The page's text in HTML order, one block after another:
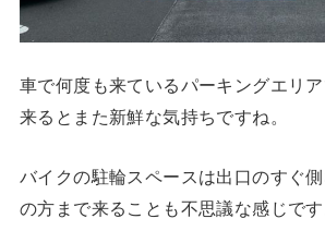
車で何度も来ているパーキングエリ
来るとまた新鮮な気持ちですね。
バイクの駐輪スペースは出口のすぐ
の方まで来ることも不思議な感じです